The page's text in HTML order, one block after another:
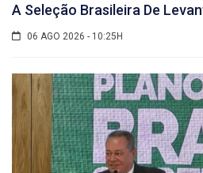
A Seleção Brasileira De
06 AGO 2026 - 10:25H